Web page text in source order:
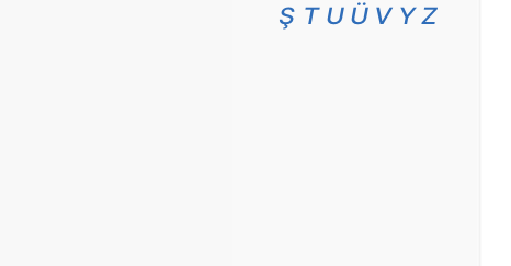
Ş T U Ü V Y Z